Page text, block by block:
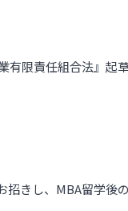
限責任組合法』起
きし、MBA留学後